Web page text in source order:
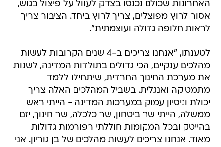
האחרונות שכולם נכנסו בצדק לעוול על פיצול בגוש,
אסור לרוץ מפוצלים, צריך לרוץ ביחד. הציבור צריך
לראות חלופה גדולה ועוצמתית".
לטענתו, "אנחנו צריכים ב-4 שנים הקרובות לעשות
מהלכים ענקיים, הכי גדולים בתולדות המדינה, לשנות
את מערכת החינוך החרדית, שיתחילו ללמד
מתמטיקה ואנגלית. בשביל המהלכים האלה צריך
יכולת וניסיון עמוק במערכות המדינה - הייתי ראש
ממשלה, הייתי שר ביטחון, שר כלכלה, שר חינוך, יזם
בהייטק ובכל המקומות חוללתי רפורמות גדולות
מאוד. אנחנו צריכים לעשות מהלכים של בן גוריון. אני